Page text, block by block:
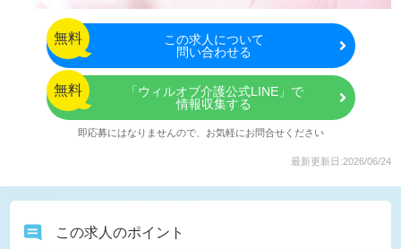
無料 この求人について
問い合わせる
無料
「ウィルオブ介護公式LINE」で
情報収集する
即応募にはなりませんので、お気軽にお問合せください
最新更新日:2026/06/24
この求人のポイント